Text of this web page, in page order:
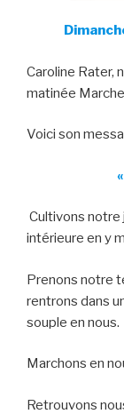
Caroline Rater,
matinée
Voici son
Cultivons notre
intérieure en y
Prenons notre
rentrons dans
souple en nous.
Marchons en
Retrouvons